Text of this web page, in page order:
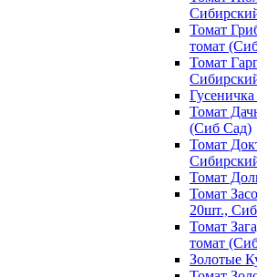
Томат
томат
Томат
Томат
(Сиб Сад)
Томат
Томат
Томат
20шт.,
Томат
томат
Золотые